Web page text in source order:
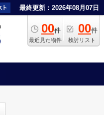
最終更新：2026年08月07日
00件
最近見た物件
00件
検討リスト